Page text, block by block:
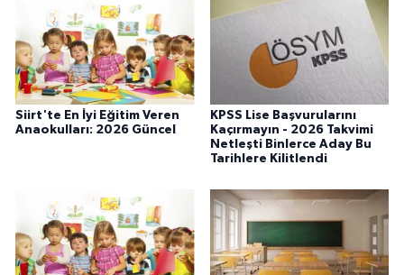
Siirt'te En İyi Eğitim Veren
Anaokulları: 2026 Güncel
KPSS Lise Başvurularını
Kaçırmayın - 2026 Takvimi
Netleşti Binlerce Aday Bu
Tarihlere Kilitlendi